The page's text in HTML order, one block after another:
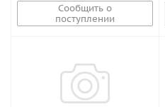
Сообщить о
поступлении